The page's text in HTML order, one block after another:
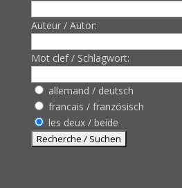
Auteur / Autor:
Mot clef / Schlagwort:
allemand / deutsch
francais / französisch
les deux / beide